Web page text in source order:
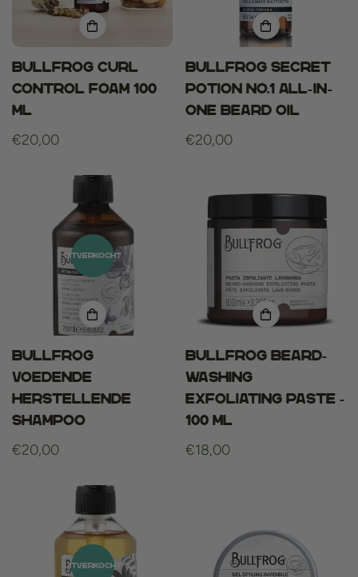
Bullfrog Curl
Control Foam 100
ml
Normale
€20,00
Bullfrog Secret
Potion No.1 All-in-
One Beard Oil
Normale
€20,00
UITVERKOCHT
Bullfrog
Voedende
Herstellende
Shampoo
Normale
€20,00
Bullfrog Beard-
Washing
Exfoliating Paste -
100 ml
Normale
€18,00
UITVERKOCHT